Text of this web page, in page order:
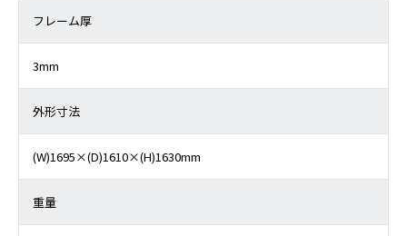
フレーム厚
3mm
外形寸法
(W)1695×(D)1610×(H)1630mm
重量